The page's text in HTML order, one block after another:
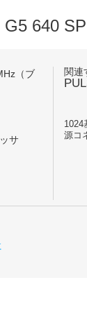
640
（ブ
サ
関連
1024
源コ